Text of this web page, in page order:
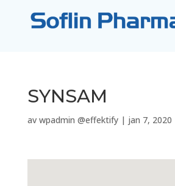
SYNSAM
av wpadmin @effektify| jan 7, 2020